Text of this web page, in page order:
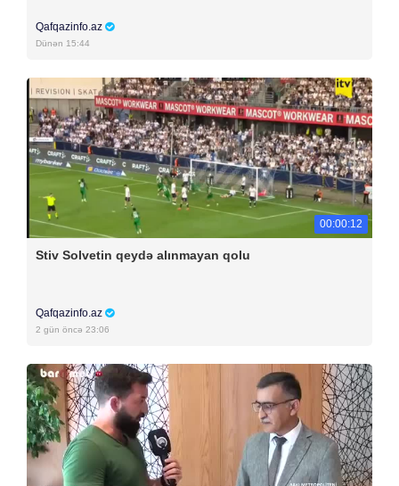
Qafqazinfo.az
Dünən 15:44
00:00:12
Stiv Solvetin qeydə alınmayan qolu
Qafqazinfo.az
2 gün öncə 23:06